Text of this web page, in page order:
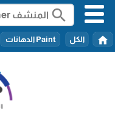
search
home الكل Paint الدهانات